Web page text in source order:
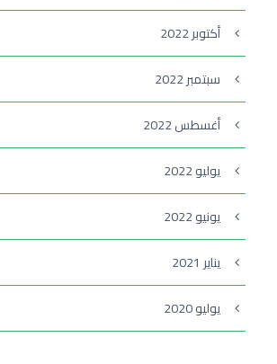
أكتوبر 2022
سبتمبر 2022
أغسطس 2022
يوليو 2022
يونيو 2022
يناير 2021
يوليو 2020